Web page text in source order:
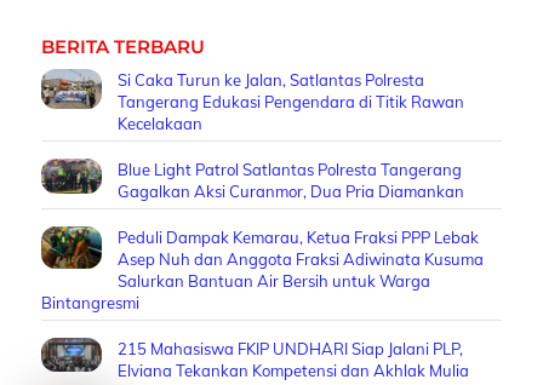
BERITA TERBARU
Si Caka Turun ke Jalan, Satlantas Polresta
Tangerang Edukasi Pengendara di Titik Rawan
Kecelakaan
Blue Light Patrol Satlantas Polresta Tangerang
Gagalkan Aksi Curanmor, Dua Pria Diamankan
Peduli Dampak Kemarau, Ketua Fraksi PPP Lebak
Asep Nuh dan Anggota Fraksi Adiwinata Kusuma
Salurkan Bantuan Air Bersih untuk Warga
Bintangresmi
215 Mahasiswa FKIP UNDHARI Siap Jalani PLP,
Elviana Tekankan Kompetensi dan Akhlak Mulia